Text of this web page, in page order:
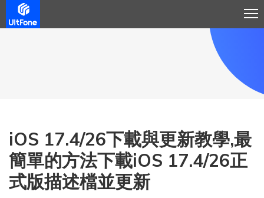
iOS 17.4/26下載與更新教學,最
簡單的方法下載iOS 17.4/26正
式版描述檔並更新